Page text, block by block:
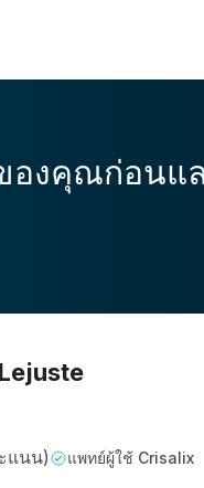
องคุณก่อนแ
แนน) แพทย์ผู้ใช้ Crisalix